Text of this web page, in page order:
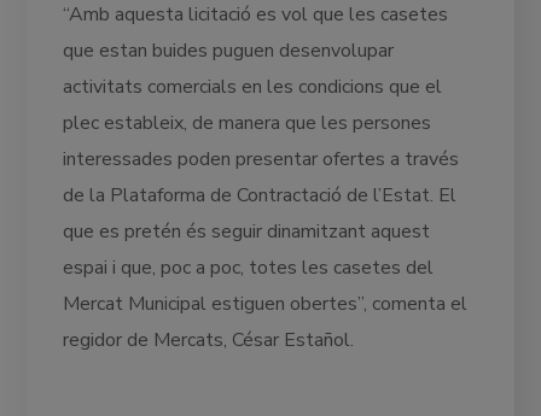
“Amb aquesta licitació es vol que les casetes
que estan buides puguen desenvolupar
activitats comercials en les condicions que el
plec estableix, de manera que les persones
interessades poden presentar ofertes a través
de la Plataforma de Contractació de l’Estat. El
que es pretén és seguir dinamitzant aquest
espai i que, poc a poc, totes les casetes del
Mercat Municipal estiguen obertes”, comenta el
regidor de Mercats, César Estañol.